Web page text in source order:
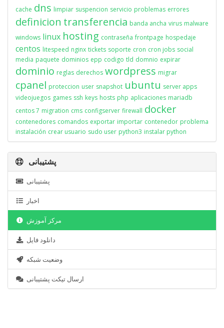
cache dns limpiar suspencion servicio problemas errores
definicion transferencia banda ancha virus malware
windows linux hosting contraseña frontpage hospedaje
centos litespeed nginx tickets soporte cron cron jobs social
media paquete dominios epp codigo tld domnio expirar
dominio reglas derechos wordpress migrar
cpanel proteccion user snapshot ubuntu server apps
videojuegos games ssh keys hosts php aplicaciones mariadb
centos 7 migration cms configserver firewall docker
contenedores comandos exportar importar contenedor problema
instalación crear usuario sudo user python3 instalar python
پشتیبانی
پشتیبانی
اخبار
مرکز آموزش
دانلود فایل
وضعیت شبکه
ارسال تیکت پشتیبانی